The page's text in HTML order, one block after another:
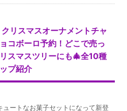
リスマスオーナメントチャ
コボーロ予約！どこで売っ
スマスツリーにも🎄全10種
プ紹介
ートなお菓子セットになって新登